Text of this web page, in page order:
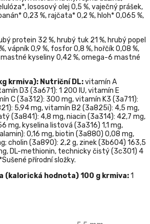
lososový olej 0,5 %, vaječný prášek,
0,23 %, rajčata* 0,2 %, hloh* 0,065 %,
protein 32 %, hrubý tuk 21 %, hrubý popel
vápník 0,9 %, fosfor 0,8 %, hořčík 0,08 %,
kyseliny 0,42 %, omega-6 mastné
krmiva): Nutriční DL:vitamín A
D3 (3а671): 1 200 IU, vitamín E
C (3а312): 300 mg, vitamín K3 (3а711):
5,94 mg, vitamín B2 (3a825i): 4,5 mg,
(3а841): 4,8 mg, niacin (3а314): 42,7 mg,
mg, kyselina listová (3а316) 1,1 mg,
0,16 mg, biotin (3а880) 0,08 mg,
cholin (3а890): 2,2 g, zinek (3b604) 163,5
DL-methionin, technicky čistý (3c301) 4
přírodní složky.
(kalorická hodnota) 100 g krmiva:1